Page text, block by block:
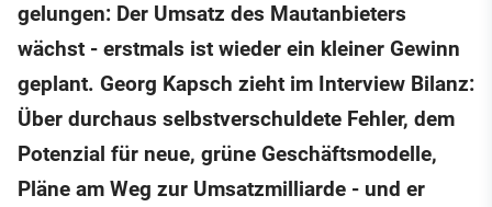
gelungen: Der Umsatz des Mautanbieters
wächst - erstmals ist wieder ein kleiner Gewinn
geplant. Georg Kapsch zieht im Interview Bilanz:
Über durchaus selbstverschuldete Fehler, dem
Potenzial für neue, grüne Geschäftsmodelle,
Pläne am Weg zur Umsatzmilliarde - und er